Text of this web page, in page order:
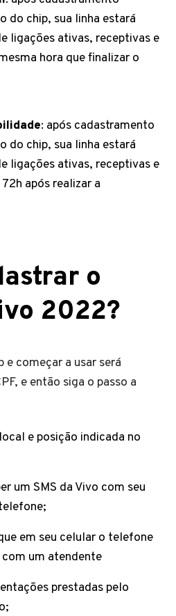
do chip, sua linha estará
ligações ativas, receptivas e
hora que finalizar o
: após cadastramento
do chip, sua linha estará
ligações ativas, receptivas e
após realizar a
o
2022?
e começar a usar será
e então siga o passo a
e posição indicada no
um SMS da Vivo com seu
em seu celular o telefone
um atendente
prestadas pelo